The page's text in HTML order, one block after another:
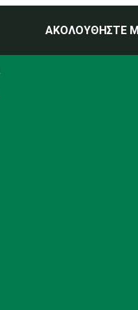
ΑΚΟΛΟΥΘΗΣΤΕ